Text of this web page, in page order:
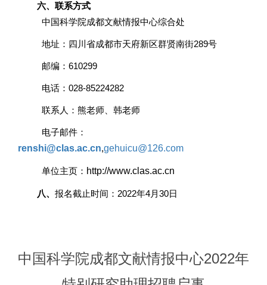
六、联系方式
中国科学院成都文献情报中心综合处
地址：四川省成都市天府新区群贤南街289号
邮编：610299
电话：028-85224282
联系人：熊老师、韩老师
电子邮件：
renshi@clas.ac.cn,gehuicu@126.com
单位主页： http://www.clas.ac.cn
八、 报名截止时间：2022年4月30日
中国科学院成都文献情报中心2022年